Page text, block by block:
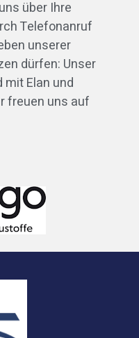
über Ihre
Telefonanruf
unserer
dürfen: Unser
Elan und
freuen uns auf